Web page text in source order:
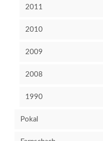
2011
2010
2009
2008
1990
Pokal